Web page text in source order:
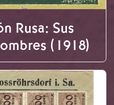
Rusa: Sus
(1918)